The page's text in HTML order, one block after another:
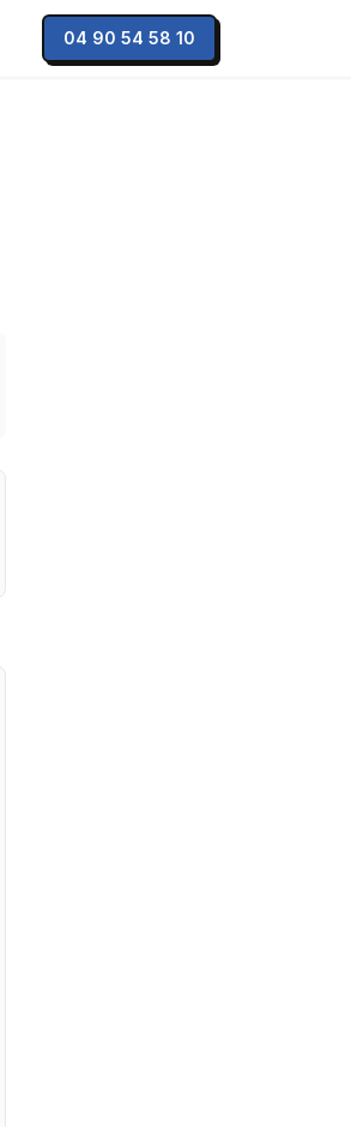
04 90 54 58 10